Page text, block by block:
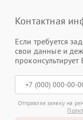
Контактная
Если требуется
свои данные и
проконсультирует
Отправляя заявку на